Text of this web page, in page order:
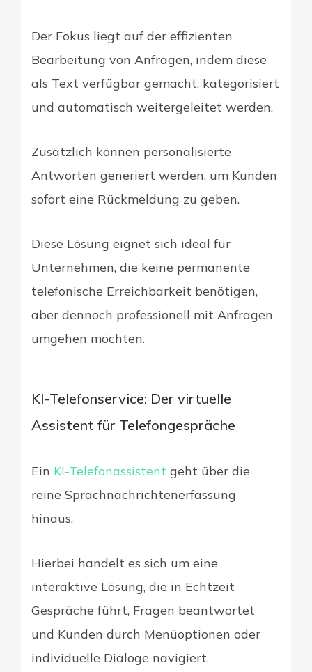
Der Fokus liegt auf der effizienten
Bearbeitung von Anfragen, indem diese
als Text verfügbar gemacht, kategorisiert
und automatisch weitergeleitet werden.
Zusätzlich können personalisierte
Antworten generiert werden, um Kunden
sofort eine Rückmeldung zu geben.
Diese Lösung eignet sich ideal für
Unternehmen, die keine permanente
telefonische Erreichbarkeit benötigen,
aber dennoch professionell mit Anfragen
umgehen möchten.
KI-Telefonservice: Der virtuelle
Assistent für Telefongespräche
Ein KI-Telefonassistent geht über die
reine Sprachnachrichtenerfassung
hinaus.
Hierbei handelt es sich um eine
interaktive Lösung, die in Echtzeit
Gespräche führt, Fragen beantwortet
und Kunden durch Menüoptionen oder
individuelle Dialoge navigiert.